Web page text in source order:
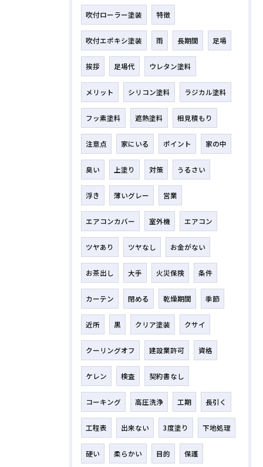
吹付ローラー塗装 特徴
吹付エポキシ塗装 雨 長期間 足場
挨拶 足場代 ウレタン塗料
メリット シリコン塗料 ラジカル塗料
フッ素塗料 遮熱塗料 相見積もり
注意点 家にいる ポイント 家の中
臭い 上塗り 対策 うるさい
浮き 薄いグレー 営業
エアコンカバー 室外機 エアコン
ツヤあり ツヤなし お金がない
お茶出し 大手 火災保険 条件
カーテン 閉める 乾燥期間 季節
近所 黒 クリア塗装 クサイ
クーリングオフ 建設業許可 資格
ケレン 検査 契約書なし
コーキング 高圧洗浄 工期 長引く
工程表 出来ない 3度塗り 下地処理
硬い 柔らかい 目的 保護